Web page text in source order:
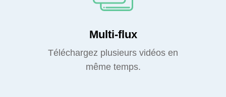
Multi-flux
Téléchargez plusieurs vidéos en
même temps.